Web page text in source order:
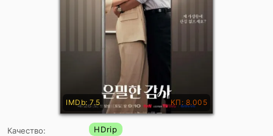
IMDb: 7.5 КП: 8.005
Качество:
HDrip